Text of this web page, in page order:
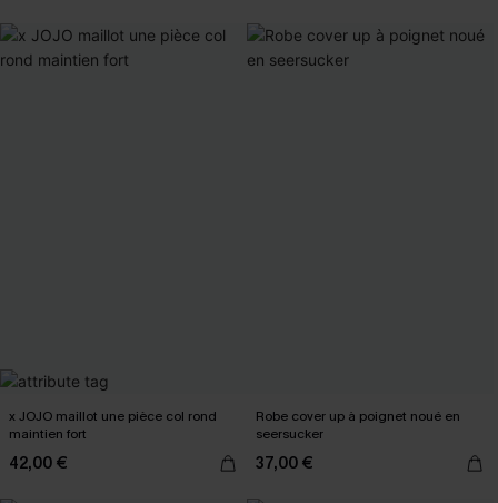
x JOJO maillot une pièce col rond
maintien fort
42,00 €
Robe cover up à poignet noué en
seersucker
37,00 €